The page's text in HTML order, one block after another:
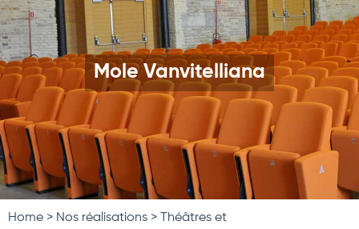
Mole Vanvitelliana
Home Nos réalisations
Théâtres et